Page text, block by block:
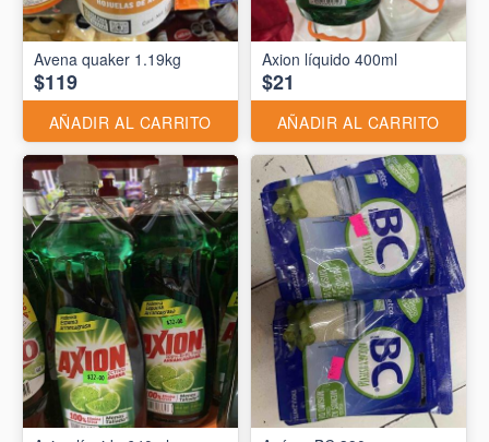
Avena quaker 1.19kg
$119
AÑADIR AL CARRITO
Axion líquido 400ml
$21
AÑADIR AL CARRITO